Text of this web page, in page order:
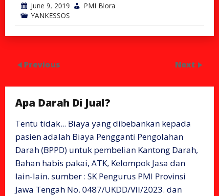
June 9, 2019
PMI Blora
YANKESSOS
Previous Next
Apa Darah Di Jual?
Tentu tidak... Biaya yang dibebankan kepada
pasien adalah Biaya Pengganti Pengolahan
Darah (BPPD) untuk pembelian Kantong Darah,
Bahan habis pakai, ATK, Kelompok Jasa dan
lain-lain. sumber : SK Pengurus PMI Provinsi
Jawa Tengah No. 0487/UKDD/VII/2023. dan